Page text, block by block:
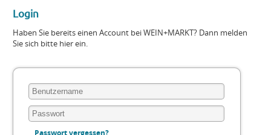
Login
Haben Sie bereits einen Account bei WEIN+MARKT? Dann melden
Sie sich bitte hier ein.